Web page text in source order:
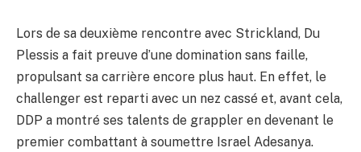
Lors de sa deuxième rencontre avec Strickland, Du
Plessis a fait preuve d’une domination sans faille,
propulsant sa carrière encore plus haut. En effet, le
challenger est reparti avec un nez cassé et, avant cela,
DDP a montré ses talents de grappler en devenant le
premier combattant à soumettre Israel Adesanya.